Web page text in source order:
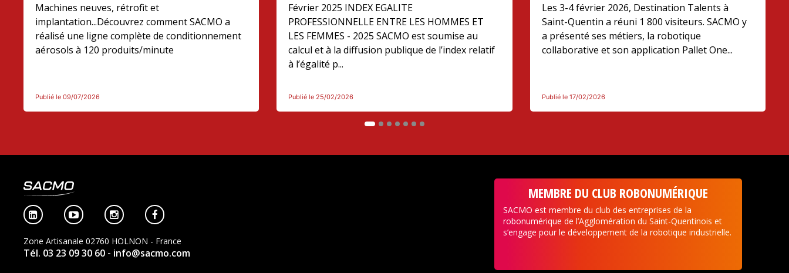
Machines neuves, rétrofit et
implantation...Découvrez comment SACMO a
réalisé une ligne complète de conditionnement
aérosols à 120 produits/minute
Publié le 09/07/2026
Février 2025 INDEX EGALITE
PROFESSIONNELLE ENTRE LES HOMMES ET
LES FEMMES - 2025 SACMO est soumise au
calcul et à la diffusion publique de l’index relatif
à l’égalité p...
Publié le 25/02/2026
Les 3-4 février 2026, Destination Talents à
Saint-Quentin a réuni 1 800 visiteurs. SACMO y
a présenté ses métiers, la robotique
collaborative et son application Pallet One...
Publié le 17/02/2026
   
Zone Artisanale 02760 HOLNON - France
Tél. 03 23 09 30 60 - info@sacmo.com
MEMBRE DU CLUB ROBONUMÉRIQUE
SACMO est membre du club des entreprises de la
robonumérique de l’Agglomération du Saint-Quentinois et
s’engage pour le développement de la robotique industrielle.